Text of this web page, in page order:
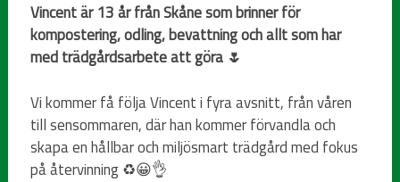
Vincent är 13 år från Skåne som brinner för
kompostering, odling, bevattning och allt som har
med trädgårdsarbete att göra 🌷
Vi kommer få följa Vincent i fyra avsnitt, från våren
till sensommaren, där han kommer förvandla och
skapa en hållbar och miljösmart trädgård med fokus
på återvinning ♻️😀👌